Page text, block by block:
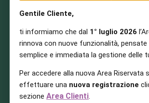
Gentile Cliente,
ti informiamo che dal 1° luglio 2026
rinnova con nuove funzionalità, pensate
semplice e immediata la gestione delle
Per accedere alla nuova Area Riservata
effettuare una nuova registrazione
sezione Area Clienti.
Un unico
di servizi
Procedure più snelle, con tutte le